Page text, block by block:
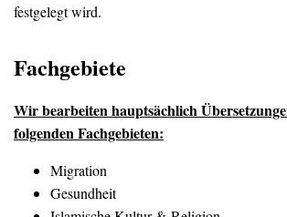
festgelegt wird.
Fachgebiete
Wir bearbeiten hauptsächlich
folgenden Fachgebieten:
Migration
Gesundheit